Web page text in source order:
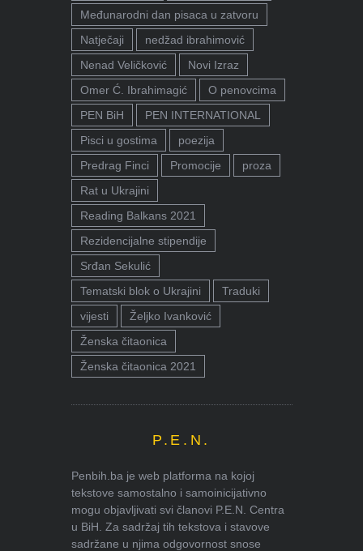
Međunarodni dan pisaca u zatvoru
Natječaji
nedžad ibrahimović
Nenad Veličković
Novi Izraz
Omer Ć. Ibrahimagić
O penovcima
PEN BiH
PEN INTERNATIONAL
Pisci u gostima
poezija
Predrag Finci
Promocije
proza
Rat u Ukrajini
Reading Balkans 2021
Rezidencijalne stipendije
Srđan Sekulić
Tematski blok o Ukrajini
Traduki
vijesti
Željko Ivanković
Ženska čitaonica
Ženska čitaonica 2021
P.E.N.
Penbih.ba je web platforma na kojoj
tekstove samostalno i samoinicijativno
mogu objavljivati svi članovi P.E.N. Centra
u BiH. Za sadržaj tih tekstova i stavove
sadržane u njima odgovornost snose